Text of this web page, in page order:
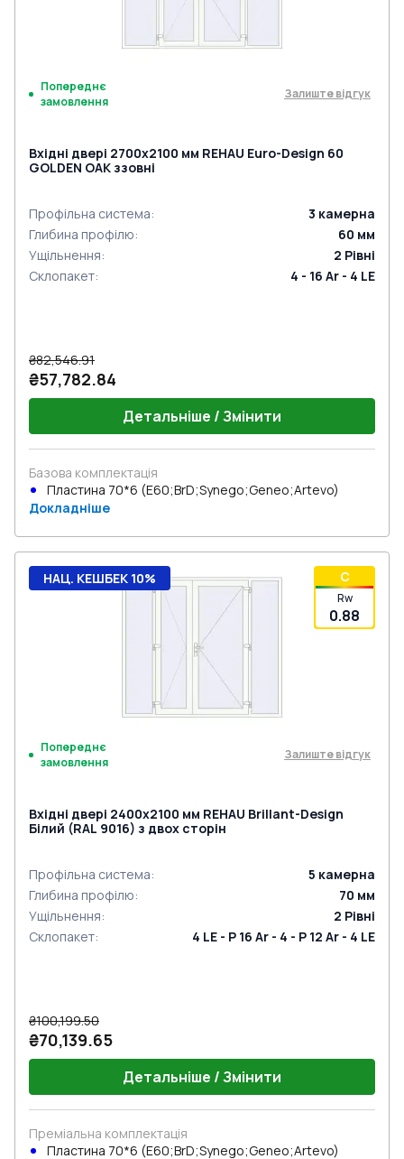
Попереднє
замовлення
Залиште відгук
Вхідні двері 2700x2100 мм REHAU Euro-Design 60
GOLDEN OAK ззовні
Профільна система: 3 камерна
Глибина профілю: 60 мм
Ущільнення: 2 Рівні
Склопакет: 4 - 16 Ar - 4 LE
₴82,546.91
₴57,782.84
Детальніше / Змінити
Базова комплектація
Пластина 70*6 (E60;BrD;Synego;Geneo;Artevo)
Докладніше
C
Rw
0.88
НАЦ. КЕШБЕК 10%
Попереднє
замовлення
Залиште відгук
Вхідні двері 2400x2100 мм REHAU Brillant-Design
Білий (RAL 9016) з двох сторін
Профільна система: 5 камерна
Глибина профілю: 70 мм
Ущільнення: 2 Рівні
Склопакет: 4 LE - P 16 Ar - 4 - P 12 Ar - 4 LE
₴100,199.50
₴70,139.65
Детальніше / Змінити
Преміальна комплектація
Пластина 70*6 (E60;BrD;Synego;Geneo;Artevo)